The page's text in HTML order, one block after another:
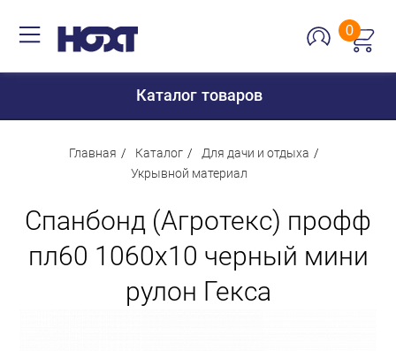
0
Каталог товаров
Для кухни
Сантехника
Для дачи и отдыха
Главная Каталог
Для дачи и отдыха
Укрывной материал
Спанбонд (Агротекс) профф
пл60 1060х10 черный мини
рулон Гекса